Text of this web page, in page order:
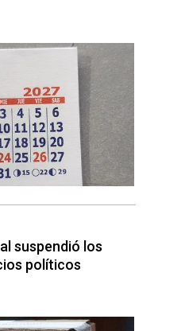
suspendió los
políticos